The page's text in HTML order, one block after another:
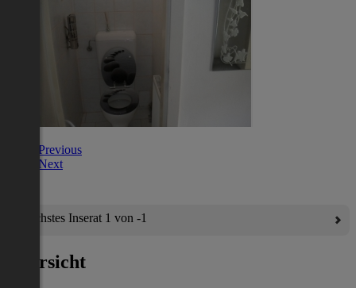
Previous
Next
Nächstes Inserat 1 von -1
Übersicht